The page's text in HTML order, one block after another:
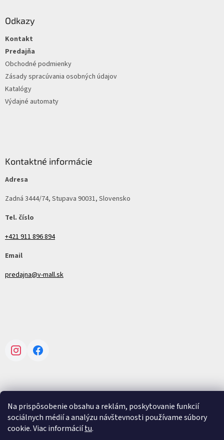
Na prispôsobenie obsahu a reklám, poskytovanie funkcií
sociálnych médií a analýzu návštevnosti používame súbory
cookie. Viac informáciítu.
Odkazy
Kontakt
Predajňa
Obchodné podmienky
Zásady spracúvania osobných údajov
Katalógy
Výdajné automaty
Kontaktné informácie
Adresa
Zadná 3444/74, Stupava 90031, Slovensko
Tel. číslo
+421 911 896 894
Email
predajna@v-mall.sk
InstagramFacebook
Vytvoril Shoptet